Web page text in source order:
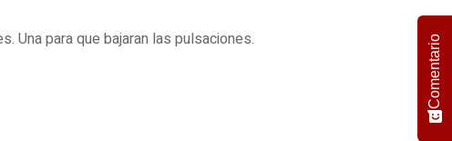
Una para que bajaran las pulsaciones.
Comentario